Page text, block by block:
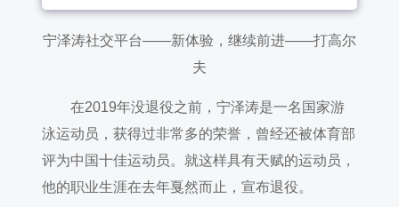
宁泽涛社交平台——新体验，继续前进——打高尔
夫
在2019年没退役之前，宁泽涛是一名国家游
泳运动员，获得过非常多的荣誉，曾经还被体育部
评为中国十佳运动员。就这样具有天赋的运动员，
他的职业生涯在去年戛然而止，宣布退役。